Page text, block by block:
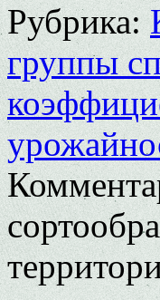
Рубрика:
группы